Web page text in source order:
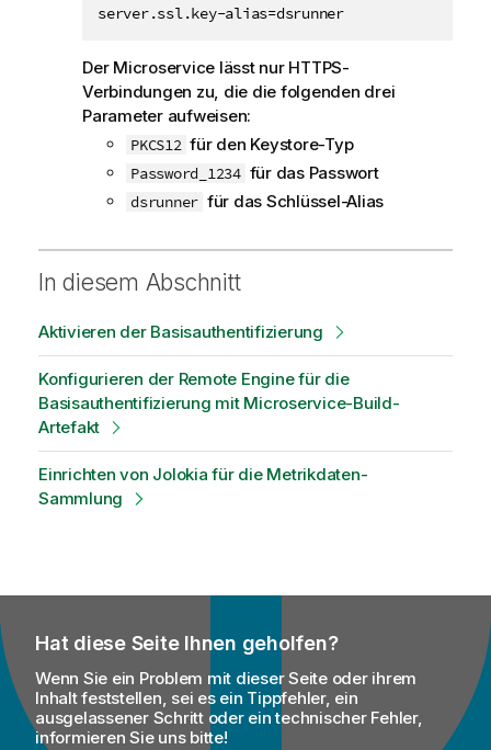
server.ssl.key-alias=dsrunner
Der Microservice lässt nur HTTPS-
Verbindungen zu, die die folgenden drei
Parameter aufweisen:
PKCS12 für den Keystore-Typ
Password_1234 für das Passwort
dsrunner für das Schlüssel-Alias
In diesem Abschnitt
Aktivieren der Basisauthentifizierung
Konfigurieren der Remote Engine für die
Basisauthentifizierung mit Microservice-Build-
Artefakt
Einrichten von Jolokia für die Metrikdaten-
Sammlung
Hat diese Seite Ihnen geholfen?
Wenn Sie ein Problem mit dieser Seite oder ihrem
Inhalt feststellen, sei es ein Tippfehler, ein
ausgelassener Schritt oder ein technischer Fehler,
informieren Sie uns bitte!